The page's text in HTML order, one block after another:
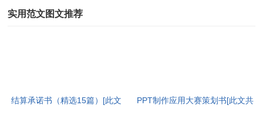
实用范文图文推荐
结算承诺书（精选15篇）[此文
PPT制作应用大赛策划书[此文共